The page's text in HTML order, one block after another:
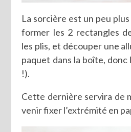
La sorcière est un peu
former les 2 rectangles
les plis, et découper une
paquet dans la boîte, donc
!).
Cette dernière servira de
venir fixer l’extrémité en